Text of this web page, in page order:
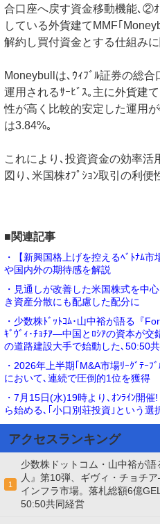
合口座へ戻す資金移動機能､②
している外貨建てMMF｢
解約し買付資金とする仕組み
Moneybullは､ｳｨﾌﾞﾙ証券の総
運用されるｻｰﾋﾞｽ｡主に外貨建
性が高く比較的安定した運用
は3.84%｡
これにより､投資資金の効率活
図り､米国株ｵﾌﾟｼｮﾝ取引の利便
■関連記事
・【新興国格上げを控えるﾍﾞﾄﾅﾑ
や国内外の期待感を解説
・見通しが改善した米国株式を中
き資産分散にも配慮した配分に
・少数株ﾄﾞｯﾄｺﾑ･山中裕が語る『
ｷﾞｳﾞｨ･ﾁｮﾁｱ―中国とﾛｼｱの資本が交
の道路建設大手で始動した､50:50
・2026年上半期｢M&A市場ﾘｰｸﾞﾃｰ
において､連続で圧倒的1位を獲得
・7月15日(水)19時より､ｵﾝﾗｲﾝ開
ら始める､｢小口別荘投資｣という選
アクセスランキング
1
少数株ドットコム・山中裕が
人』第10弾、ギヴィ・チョチ
インフラ市場。落札総額6億
50:50共同経営